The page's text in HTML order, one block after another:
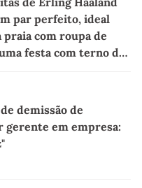
par perfeito, ideal
com roupa de
festa com terno de
demissão de
gerente em empresa: